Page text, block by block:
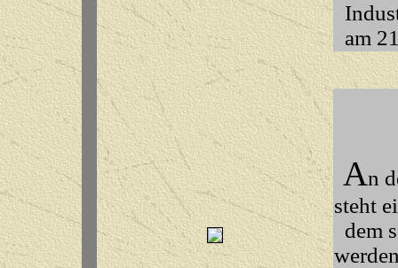
am
An
steht
dem